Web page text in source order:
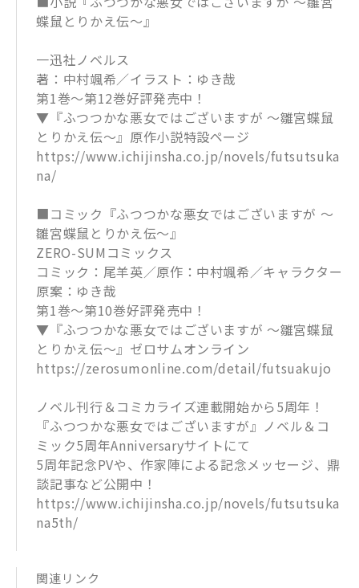
蝶鼠とりかえ伝～』
一迅社ノベルス
著：中村颯希／イラスト：ゆき哉
第1巻～第12巻好評発売中！
▼『ふつつかな悪女ではございますが ～雛宮蝶鼠
とりかえ伝～』原作小説特設ページ
https://www.ichijinsha.co.jp/novels/futsutsuka
na/
■コミック『ふつつかな悪女ではございますが ～
雛宮蝶鼠とりかえ伝～』
ZERO-SUMコミックス
コミック：尾羊英／原作：中村颯希／キャラクター
原案：ゆき哉
第1巻～第10巻好評発売中！
▼『ふつつかな悪女ではございますが ～雛宮蝶鼠
とりかえ伝～』ゼロサムオンライン
https://zerosumonline.com/detail/futsuakujo
ノベル刊行＆コミカライズ連載開始から5周年！
『ふつつかな悪女ではございますが』ノベル＆コ
ミック5周年Anniversaryサイトにて
5周年記念PVや、作家陣による記念メッセージ、鼎
談記事など公開中！
https://www.ichijinsha.co.jp/novels/futsutsuka
na5th/
関連リンク